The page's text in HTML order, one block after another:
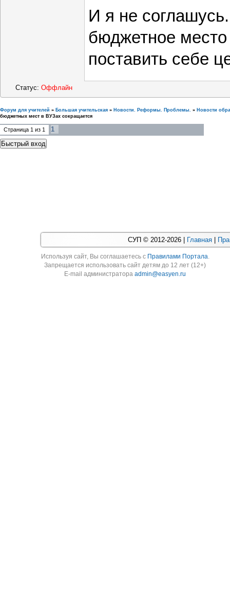
И я не
бюджетное
поставить себе
Статус: Оффлайн
Форум для учителей » Большая учительская » Новости. Реформы. Проблемы. » Новости
бюджетных мест в ВУЗах сокращается
Страница 1 из 1 1
СУП © 2012-2026 | Главная
Используя cайт, Вы соглашаетесь с Правилами Портала.
Запрещается использовать сайт детям до 12 лет (12+)
E-mail администратораadmin@easyen.ru